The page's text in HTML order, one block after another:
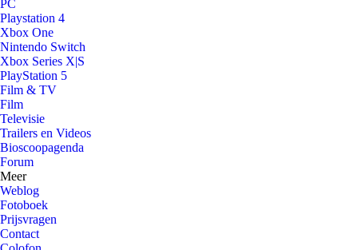
PC
Playstation 4
Xbox One
Nintendo Switch
Xbox Series X|S
PlayStation 5
Film & TV
Film
Televisie
Trailers en Videos
Bioscoopagenda
Forum
Meer
Weblog
Fotoboek
Prijsvragen
Contact